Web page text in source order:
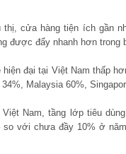
cửa hàng tiện ích gần
được đẩy nhanh hơn trong
đại tại Việt Nam thấp
Malaysia 60%,
Nam, tầng lớp tiêu
với chưa đầy 10% ở